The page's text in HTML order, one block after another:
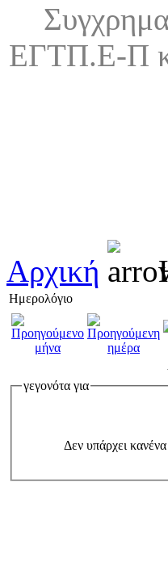
ΕΓΤΠ.Ε-Π
Αρχική
Ημερολόγιο
γεγονότα για
Δεν υπάρχει κανένα